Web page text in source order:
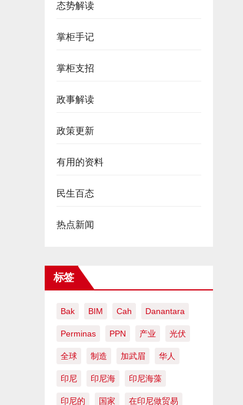
态势解读
掌柜手记
掌柜支招
政事解读
政策更新
有用的资料
民生百态
热点新闻
标签
Bak BIM Cah Danantara
Perminas PPN 产业 光伏
全球 制造 加武眉 华人
印尼 印尼海 印尼海藻
印尼的 国家 在印尼做贸易